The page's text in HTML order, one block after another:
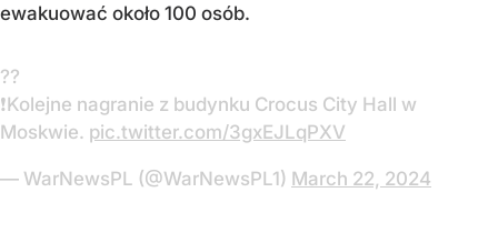
ewakuować około 100 osób.
??
❗️Kolejne nagranie z budynku Crocus City Hall w
Moskwie. pic.twitter.com/3gxEJLqPXV
— WarNewsPL (@WarNewsPL1) March 22, 2024